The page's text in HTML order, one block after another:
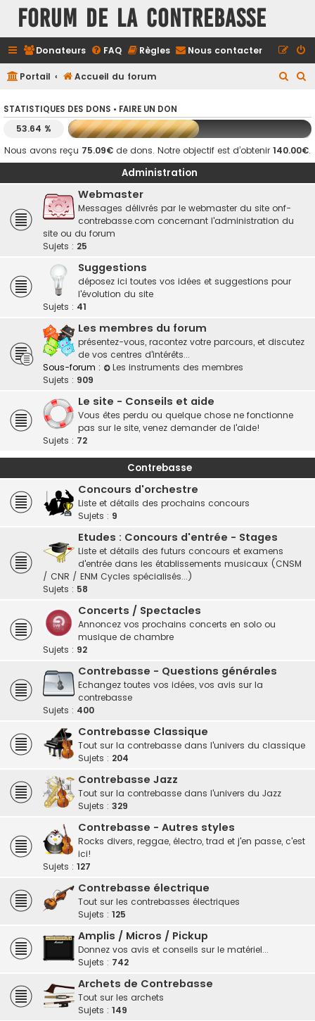
FORUM DE LA CONTREBASSE
Donateurs FAQ Règles Nous contacter
Portail Accueil du forum
h
e
c
e
c
e
STATISTIQUES DES DONS • FAIRE UN DON
53.64 %
Nous avons reçu 75.09€ de dons. Notre objectif est d’obtenir 140.00€.
Administration
Webmaster
Messages délivrés par le webmaster du site onf-
contrebasse.com concernant l'administration du
site ou du forum
Sujets : 25
Suggestions
déposez ici toutes vos idées et suggestions pour
l'évolution du site
Sujets : 41
Les membres du forum
présentez-vous, racontez votre parcours, et discutez
de vos centres d'intérêts...
Sous-forum :
Les instruments des membres
Sujets : 909
Le site - Conseils et aide
Vous êtes perdu ou quelque chose ne fonctionne
pas sur le site, venez demander de l'aide!
Sujets : 72
Contrebasse
Concours d'orchestre
Liste et détails des prochains concours
Sujets : 9
Etudes : Concours d'entrée - Stages
Liste et détails des futurs concours et examens
d'entrée dans les établissements musicaux (CNSM
/ CNR / ENM Cycles spécialisés...)
Sujets : 58
Concerts / Spectacles
Annoncez vos prochains concerts en solo ou
musique de chambre
Sujets : 92
Contrebasse - Questions générales
Echangez toutes vos idées, vos avis sur la
contrebasse
Sujets : 400
Contrebasse Classique
Tout sur la contrebasse dans l'univers du classique
Sujets : 204
Contrebasse Jazz
Tout sur la contrebasse dans l'univers du Jazz
Sujets : 329
Contrebasse - Autres styles
Rocks divers, reggae, électro, trad et j'en passe, c'est
ici!
Sujets : 127
Contrebasse électrique
Tout sur les contrebasses électriques
Sujets : 125
Amplis / Micros / Pickup
Donnez vos avis et conseils sur le matériel...
Sujets : 742
Archets de Contrebasse
Tout sur les archets
Sujets : 149